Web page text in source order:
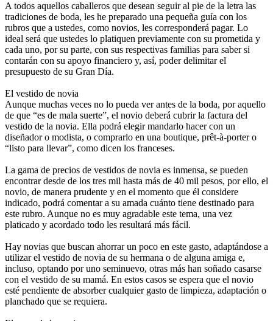
A todos aquellos caballeros que desean seguir al pie de la letra las
tradiciones de boda, les he preparado una pequeña guía con los
rubros que a ustedes, como novios, les corresponderá pagar. Lo
ideal será que ustedes lo platiquen previamente con su prometida y
cada uno, por su parte, con sus respectivas familias para saber si
contarán con su apoyo financiero y, así, poder delimitar el
presupuesto de su Gran Día.
El vestido de novia
Aunque muchas veces no lo pueda ver antes de la boda, por aquello
de que “es de mala suerte”, el novio deberá cubrir la factura del
vestido de la novia. Ella podrá elegir mandarlo hacer con un
diseñador o modista, o comprarlo en una boutique, prêt-à-porter o
“listo para llevar”, como dicen los franceses.
La gama de precios de vestidos de novia es inmensa, se pueden
encontrar desde de los tres mil hasta más de 40 mil pesos, por ello, el
novio, de manera prudente y en el momento que él considere
indicado, podrá comentar a su amada cuánto tiene destinado para
este rubro. Aunque no es muy agradable este tema, una vez
platicado y acordado todo les resultará más fácil.
Hay novias que buscan ahorrar un poco en este gasto, adaptándose a
utilizar el vestido de novia de su hermana o de alguna amiga e,
incluso, optando por uno seminuevo, otras más han soñado casarse
con el vestido de su mamá. En estos casos se espera que el novio
esté pendiente de absorber cualquier gasto de limpieza, adaptación o
planchado que se requiera.